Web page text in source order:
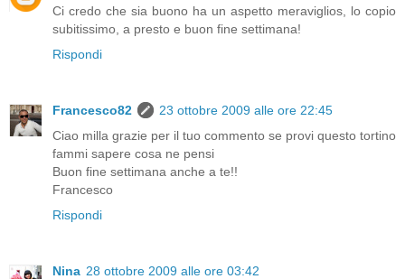
Ci credo che sia buono ha un aspetto meraviglios, lo copio
subitissimo, a presto e buon fine settimana!
Rispondi
Francesco82
23 ottobre 2009 alle ore 22:45
Ciao milla grazie per il tuo commento se provi questo tortino
fammi sapere cosa ne pensi
Buon fine settimana anche a te!!
Francesco
Rispondi
Nina 28 ottobre 2009 alle ore 03:42